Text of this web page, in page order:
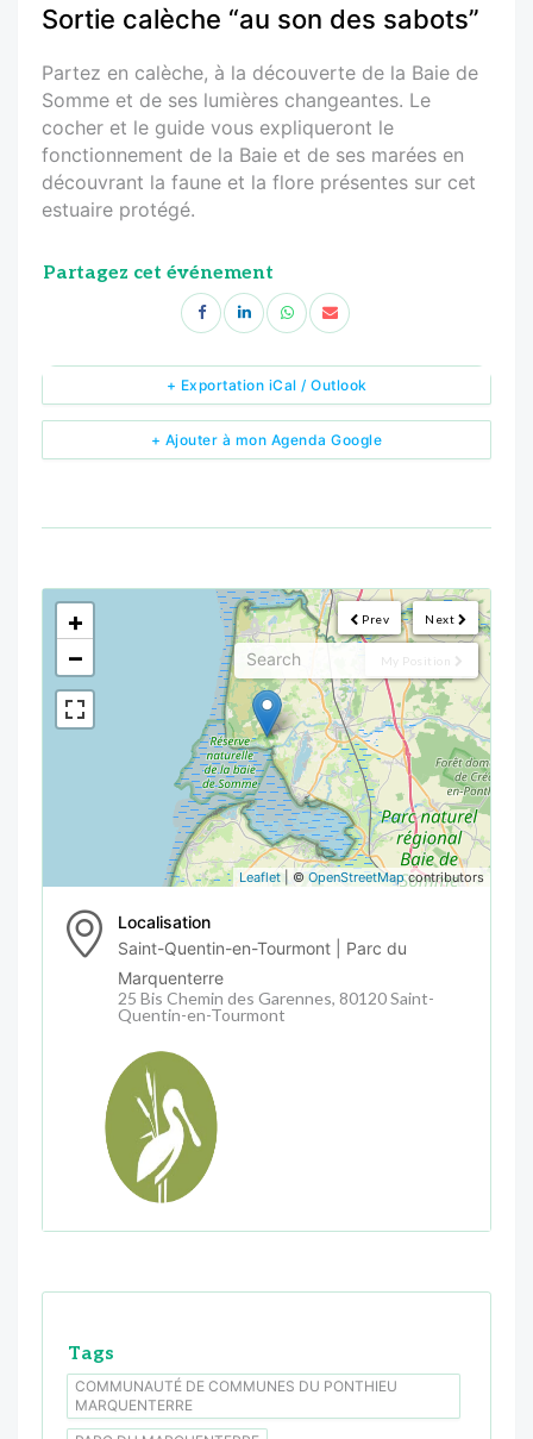
Sortie calèche “au son des sabots”
Partez en calèche, à la découverte de la Baie de
Somme et de ses lumières changeantes. Le
cocher et le guide vous expliqueront le
fonctionnement de la Baie et de ses marées en
découvrant la faune et la flore présentes sur cet
estuaire protégé.
Partagez cet événement
+ Ajouter à mon Agenda Google
+ Exportation iCal / Outlook
Next
Prev
My Position
<!---->
+
−
Leaflet | © OpenStreetMapcontributors
Localisation
Saint-Quentin-en-Tourmont | Parc du
Marquenterre
25 Bis Chemin des Garennes, 80120 Saint-
Quentin-en-Tourmont
Tags
COMMUNAUTÉ DE COMMUNES DU PONTHIEU
MARQUENTERRE